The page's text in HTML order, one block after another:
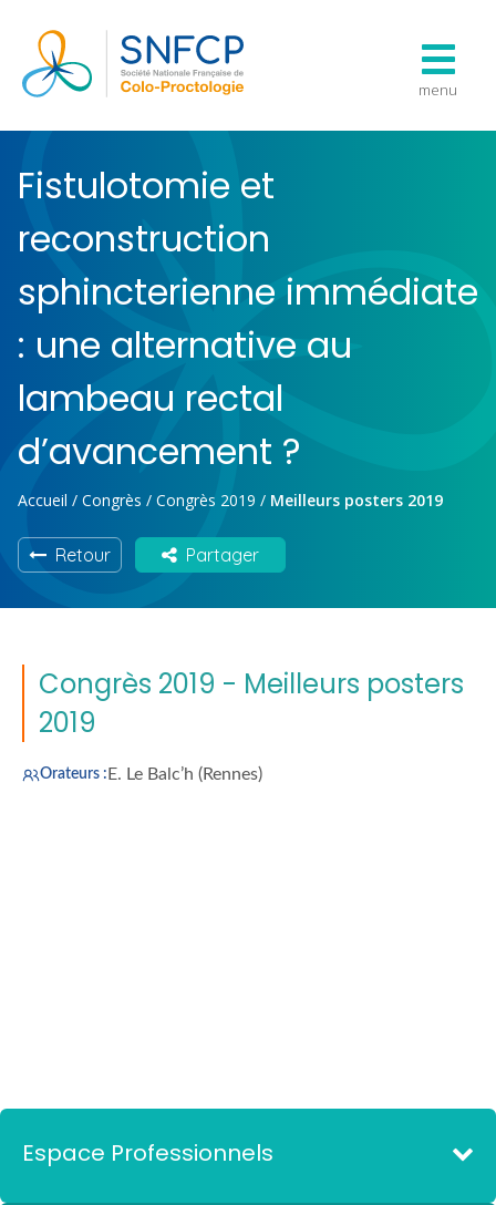
menu
Fistulotomie et
reconstruction
sphincterienne immédiate
: une alternative au
lambeau rectal
d’avancement ?
Accueil / Congrès / Congrès 2019 / Meilleurs posters 2019
Retour Partager
Congrès 2019 - Meilleurs posters
2019
Orateurs : E. Le Balc’h (Rennes)
Espace Professionnels